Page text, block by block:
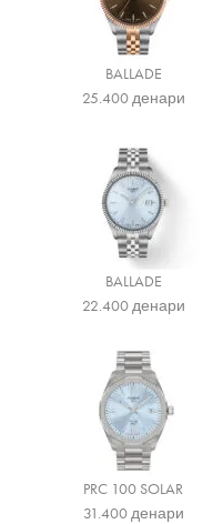
BALLADE
25.400денари
BALLADE
22.400денари
PRC 100 SOLAR
31.400денари